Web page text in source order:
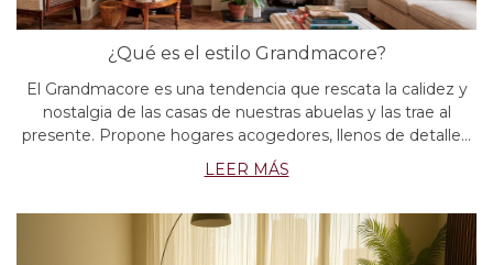
¿Qué es el estilo Grandmacore?
El Grandmacore es una tendencia que rescata la calidez y
nostalgia de las casas de nuestras abuelas y las trae al
presente. Propone hogares acogedores, llenos de detalles,
historias y confort, como un refugio frente al ritmo
acelerado de hoy.
LEER MÁS